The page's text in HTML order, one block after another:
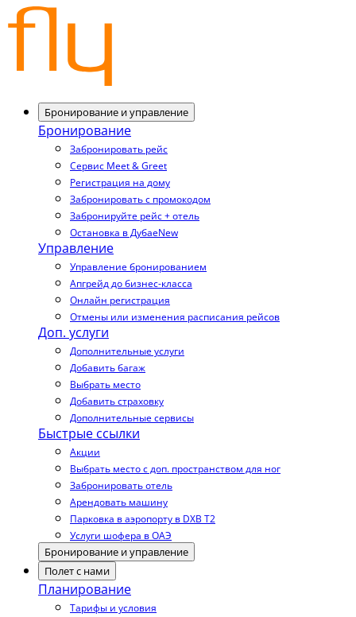
Бронирование и управление
Бронирование
Забронировать рейс
Сервис Meet & Greet
Регистрация на дому
Забронировать с промокодом
Забронируйте рейс + отель
Остановка в ДубаеNew
Управление
Управление бронированием
Апгрейд до бизнес-класса
Онлайн регистрация
Отмены или изменения расписания рейсов
Доп. услуги
Дополнительные услуги
Добавить багаж
Выбрать место
Добавить страховку
Дополнительные сервисы
Быстрые ссылки
Акции
Выбрать место с доп. пространством для ног
Забронировать отель
Арендовать машину
Парковка в аэропорту в DXB T2
Услуги шофера в ОАЭ
Бронирование и управление
Полет с нами
Планирование
Тарифы и условия